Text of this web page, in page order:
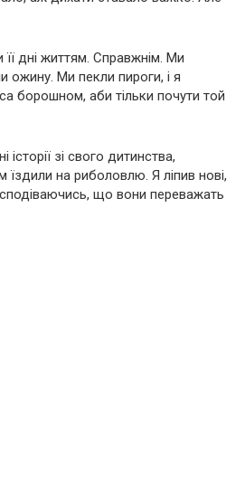
дні життям. Справжнім. Ми
ожину. Ми пекли пироги, і я
борошном, аби тільки почути той
історії зі свого дитинства,
їздили на риболовлю. Я ліпив нові,
сподіваючись, що вони переважать